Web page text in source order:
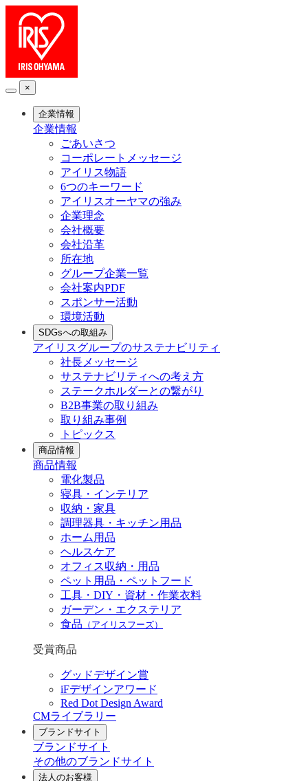
×
企業情報
企業情報
ごあいさつ
コーポレートメッセージ
アイリス物語
6つのキーワード
アイリスオーヤマの強み
企業理念
会社概要
会社沿革
所在地
グループ企業一覧
会社案内PDF
スポンサー活動
環境活動
SDGsへの取組み
アイリスグループのサステナビリティ
社長メッセージ
サステナビリティへの考え方
ステークホルダーとの繋がり
B2B事業の取り組み
取り組み事例
トピックス
商品情報
商品情報
電化製品
寝具・インテリア
収納・家具
調理器具・キッチン用品
ホーム用品
ヘルスケア
オフィス収納・用品
ペット用品・ペットフード
工具・DIY・資材・作業衣料
ガーデン・エクステリア
食品 （アイリスフーズ）
受賞商品
グッドデザイン賞
iFデザインアワード
Red Dot Design Award
CMライブラリー
ブランドサイト
ブランドサイト
その他のブランドサイト
法人のお客様